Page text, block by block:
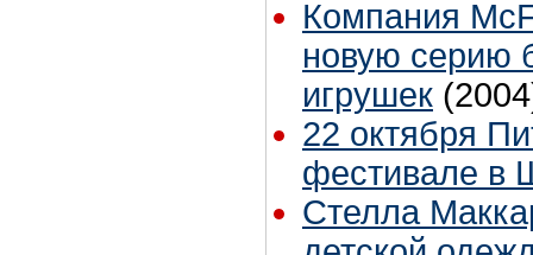
Компания
новую серию
игрушек
22 октября
фестивале в
Стелла